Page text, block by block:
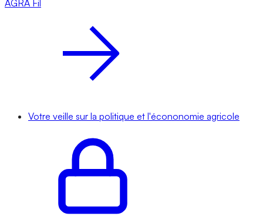
AGRA Fil
Votre veille sur la politique et l'écononomie agricole